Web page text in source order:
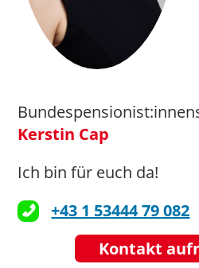
Kerstin Cap
Ich bin für euch da!
+43 1 53444 79 082
Kontakt